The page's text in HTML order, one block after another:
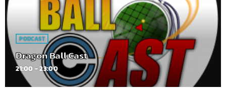
PODCAST
Dragon Ball Cast
21:00 - 23:00